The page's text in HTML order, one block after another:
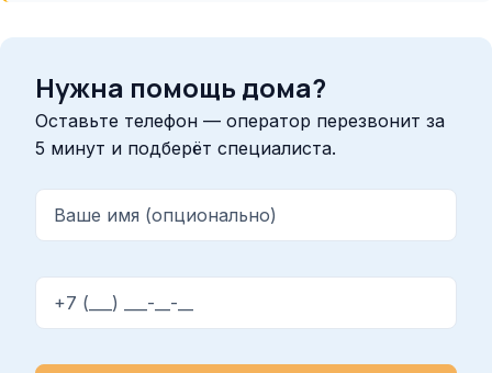
Нужна помощь дома?
Оставьте телефон — оператор перезвонит за
5 минут и подберёт специалиста.
Ваше имя (опционально)
Телефон